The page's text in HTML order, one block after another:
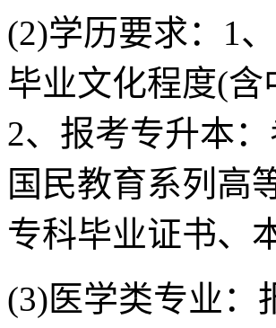
(2)学历要求：1
毕业文化程度(
2、报考专升本
国民教育系列高
专科毕业证书、
(3)医学类专业：